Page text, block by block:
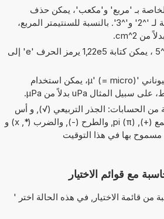
بـ 'مربع' و'مكعب'، يمكن حذف
الحرف '^' بالنسبة لـ '^2' و'^3'. بالنسبة للسنتيمتر المربع،
بدلاً من 1,22 × 10^5 ، يمكن كتابة 1,22e5 يرمز الحرف 'e' إلى
بدلاً من الحرف اليوناني 'µ' (= micro)، يمكن استخدام
من الحسابات: الجذر التربيعي (√), و أس
(^), الأقواس, الجمع (+), pi (π), والطرح (-), والضرب (*, x) و
بها في هذا التوقيت
مع قوائم الاختيار
من قائمة الاختيار, في هذه الحالة اختر '